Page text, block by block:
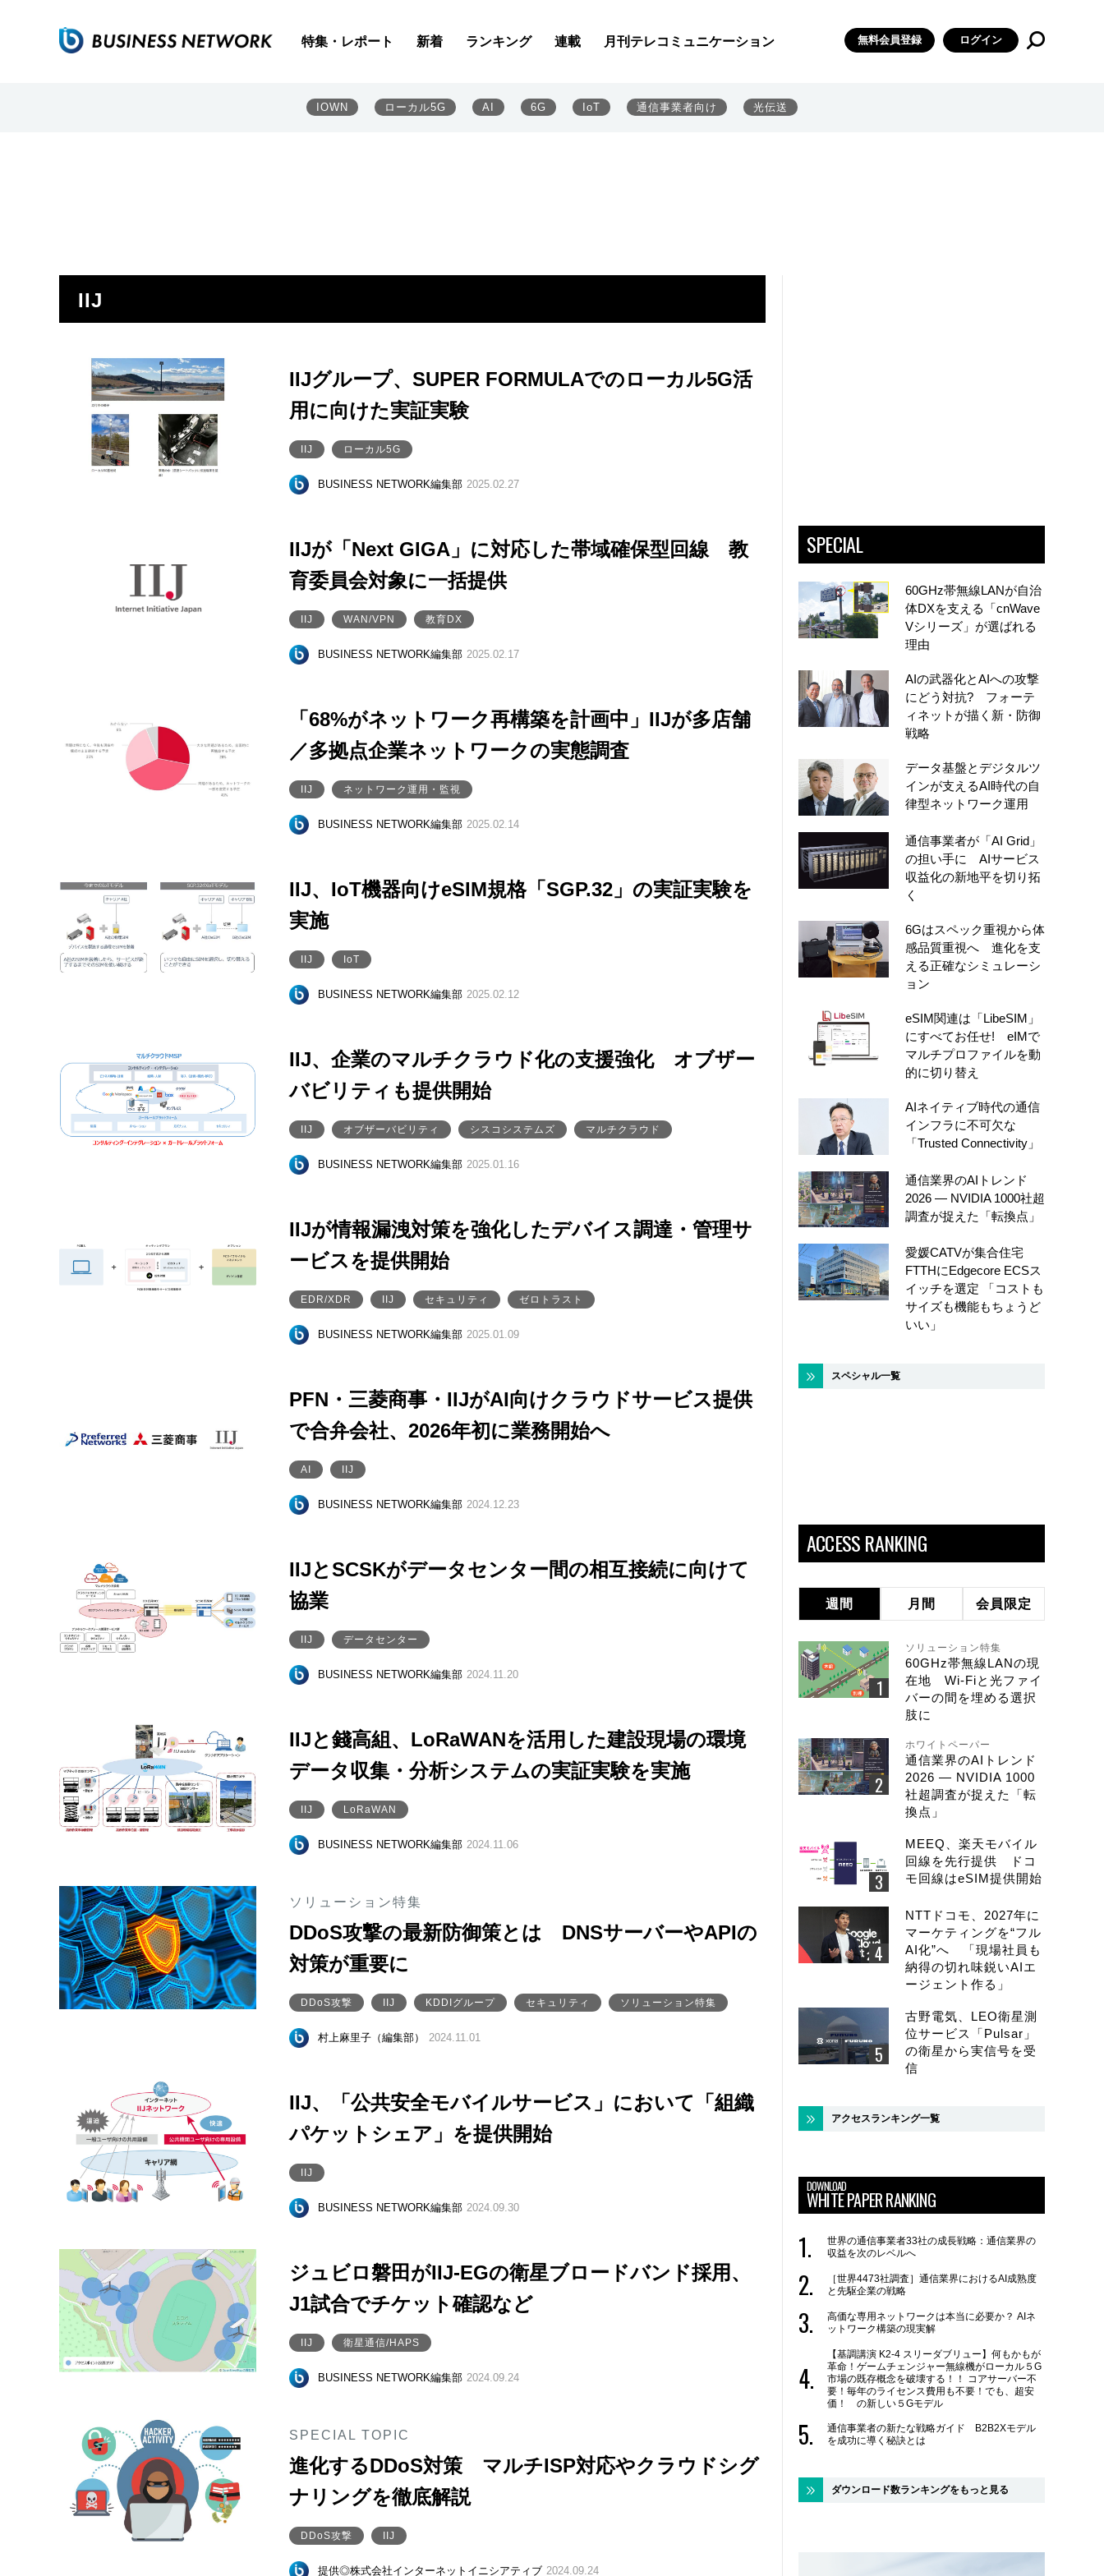
特集・レポート 新着 ランキング 連載 月刊テレコミュニケーション 無料会員登録 ログイン
IOWN ローカル5G AI 6G IoT 通信事業者向け 光伝送
IIJ
IIJグループ、SUPER FORMULAでのローカル5G活
用に向けた実証実験
IIJ ローカル5G
BUSINESS NETWORK編集部 2025.02.27
IIJが「Next GIGA」に対応した帯域確保型回線 教
育委員会対象に一括提供
IIJ WAN/VPN 教育DX
BUSINESS NETWORK編集部 2025.02.17
「68%がネットワーク再構築を計画中」IIJが多店舗
／多拠点企業ネットワークの実態調査
IIJ ネットワーク運用・監視
BUSINESS NETWORK編集部 2025.02.14
IIJ、IoT機器向けeSIM規格「SGP.32」の実証実験を
実施
IIJ IoT
BUSINESS NETWORK編集部 2025.02.12
IIJ、企業のマルチクラウド化の支援強化 オブザー
バビリティも提供開始
IIJ オブザーバビリティ シスコシステムズ マルチクラウド
BUSINESS NETWORK編集部 2025.01.16
IIJが情報漏洩対策を強化したデバイス調達・管理サ
ービスを提供開始
EDR/XDR IIJ セキュリティ ゼロトラスト
BUSINESS NETWORK編集部 2025.01.09
PFN・三菱商事・IIJがAI向けクラウドサービス提供
で合弁会社、2026年初に業務開始へ
AI IIJ
BUSINESS NETWORK編集部 2024.12.23
IIJとSCSKがデータセンター間の相互接続に向けて
協業
IIJ データセンター
BUSINESS NETWORK編集部 2024.11.20
IIJと錢高組、LoRaWANを活用した建設現場の環境
データ収集・分析システムの実証実験を実施
IIJ LoRaWAN
BUSINESS NETWORK編集部 2024.11.06
ソリューション特集
DDoS攻撃の最新防御策とは DNSサーバーやAPIの
対策が重要に
DDoS攻撃 IIJ KDDIグループ セキュリティ ソリューション特集
村上麻里子（編集部） 2024.11.01
IIJ、「公共安全モバイルサービス」において「組織
パケットシェア」を提供開始
IIJ
BUSINESS NETWORK編集部 2024.09.30
ジュビロ磐田がIIJ-EGの衛星ブロードバンド採用、
J1試合でチケット確認など
IIJ 衛星通信/HAPS
BUSINESS NETWORK編集部 2024.09.24
SPECIAL TOPIC
進化するDDoS対策 マルチISP対応やクラウドシグ
ナリングを徹底解説
DDoS攻撃 IIJ
提供◎株式会社インターネットイニシアティブ 2024.09.24
SPECIAL
60GHz帯無線LANが自治
体DXを支える「cnWave
Vシリーズ」が選ばれる
理由
AIの武器化とAIへの攻撃
にどう対抗? フォーテ
ィネットが描く新・防御
戦略
データ基盤とデジタルツ
インが支えるAI時代の自
律型ネットワーク運用
通信事業者が「AI Grid」
の担い手に AIサービス
収益化の新地平を切り拓
く
6Gはスペック重視から体
感品質重視へ 進化を支
える正確なシミュレーシ
ョン
eSIM関連は「LibeSIM」
にすべてお任せ! eIMで
マルチプロファイルを動
的に切り替え
AIネイティブ時代の通信
インフラに不可欠な
「Trusted Connectivity」
通信業界のAIトレンド
2026 ― NVIDIA 1000社超
調査が捉えた「転換点」
愛媛CATVが集合住宅
FTTHにEdgecore ECSス
イッチを選定 「コストも
サイズも機能もちょうど
いい」
スペシャル一覧
ACCESS RANKING
週間 月間 会員限定
ソリューション特集
60GHz帯無線LANの現
在地 Wi-Fiと光ファイ
バーの間を埋める選択
肢に
ホワイトペーパー
通信業界のAIトレンド
2026 ― NVIDIA 1000
社超調査が捉えた「転
換点」
MEEQ、楽天モバイル
回線を先行提供 ドコ
モ回線はeSIM提供開始
NTTドコモ、2027年に
マーケティングを“フル
AI化”へ 「現場社員も
納得の切れ味鋭いAIエ
ージェント作る」
古野電気、LEO衛星測
位サービス「Pulsar」
の衛星から実信号を受
信
アクセスランキング一覧
DOWNLOAD
WHITE PAPER RANKING
世界の通信事業者33社の成長戦略：通信業界の
収益を次のレベルへ
［世界4473社調査］通信業界におけるAI成熟度
と先駆企業の戦略
高価な専用ネットワークは本当に必要か？ AIネ
ットワーク構築の現実解
【基調講演 K2-4 スリーダブリュー】何もかもが
革命！ゲームチェンジャー無線機がローカル５G
市場の既存概念を破壊する！！ コアサーバー不
要！毎年のライセンス費用も不要！でも、超安
価！ の新しい５Gモデル
通信事業者の新たな戦略ガイド B2B2Xモデル
を成功に導く秘訣とは
ダウンロード数ランキングをもっと見る